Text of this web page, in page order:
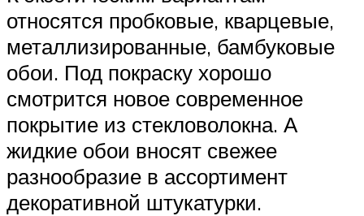
относятся пробковые, кварцевые,
металлизированные, бамбуковые
обои. Под покраску хорошо
смотрится новое современное
покрытие из стекловолокна. А
жидкие обои вносят свежее
разнообразие в ассортимент
декоративной штукатурки.